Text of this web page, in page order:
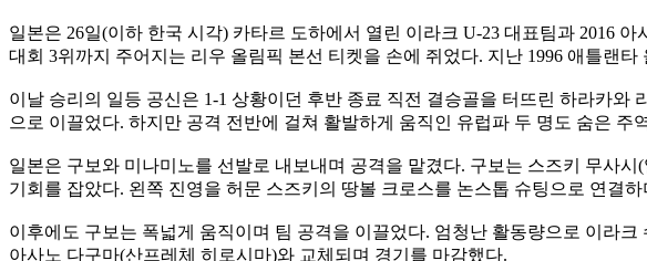
일본은 26일(이하 한국 시각) 카타르 도하에서 열린 이라크 U-23 대표팀과 2016
대회 3위까지 주어지는 리우 올림픽 본선 티켓을 손에 쥐었다. 지난 1996 애틀랜
이날 승리의 일등 공신은 1-1 상황이던 후반 종료 직전 결승골을 터뜨린 하라카
으로 이끌었다. 하지만 공격 전반에 걸쳐 활발하게 움직인 유럽파 두 명도 숨은
일본은 구보와 미나미노를 선발로 내보내며 공격을 맡겼다. 구보는 스즈키 무사
기회를 잡았다. 왼쪽 진영을 허문 스즈키의 땅볼 크로스를 논스톱 슈팅으로 연결
이후에도 구보는 폭넓게 움직이며 팀 공격을 이끌었다. 엄청난 활동량으로 이라
아사노 다구마(산프레체 히로시마)와 교체되며 경기를 마감했다.